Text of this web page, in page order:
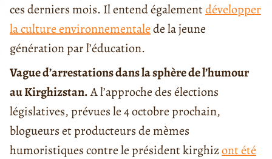
ces derniers mois. Il entend égalementdévelopper
la culture environnementalede la jeune
génération par l’éducation.
Vague d’arrestations dans la sphère de l’humour
au Kirghizstan.A l’approche des élections
législatives, prévues le 4 octobre prochain,
blogueurs et producteurs de mèmes
humoristiques contre le président kirghizont été